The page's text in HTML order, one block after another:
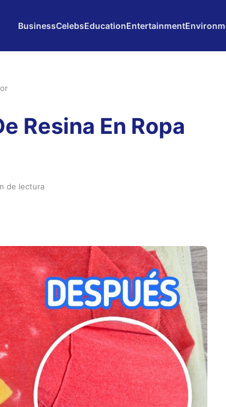
BusinessCelebsEducationEntertainment
Resina En Ropa
de lectura